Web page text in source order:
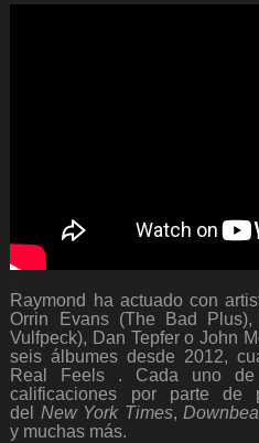
Raymond ha actuado con
Orrin Evans (The Bad
Vulfpeck), Dan Tepfer o John
seis álbumes desde 2012,
Real Feels . Cada uno
calificaciones por parte de
del New York Times,
y muchas más.